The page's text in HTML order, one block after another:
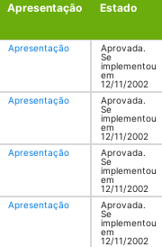
Apresentação Estado
Apresentação
Aprovada.
Se
implementou
em
12/11/2002
Apresentação
Aprovada.
Se
implementou
em
12/11/2002
Apresentação
Aprovada.
Se
implementou
em
12/11/2002
Apresentação
Aprovada.
Se
implementou
em
12/11/2002